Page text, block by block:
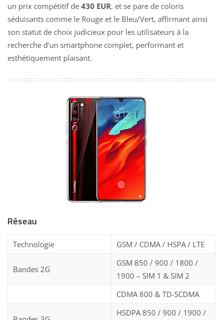
un prix compétitif de 430 EUR, et se pare de coloris
séduisants comme le Rouge et le Bleu/Vert, affirmant ainsi
son statut de choix judicieux pour les utilisateurs à la
recherche d’un smartphone complet, performant et
esthétiquement plaisant.
Réseau
Technologie GSM / CDMA / HSPA / LTE
Bandes 2G
GSM 850 / 900 / 1800 /
1900 – SIM 1 & SIM 2
CDMA 800 & TD-SCDMA
HSDPA 850 / 900 / 1900 /